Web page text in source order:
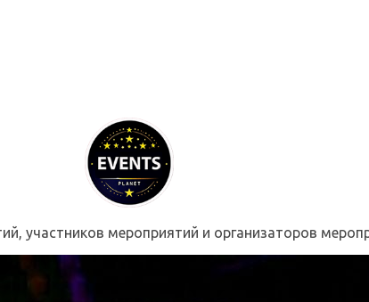
участников мероприятий и организаторов